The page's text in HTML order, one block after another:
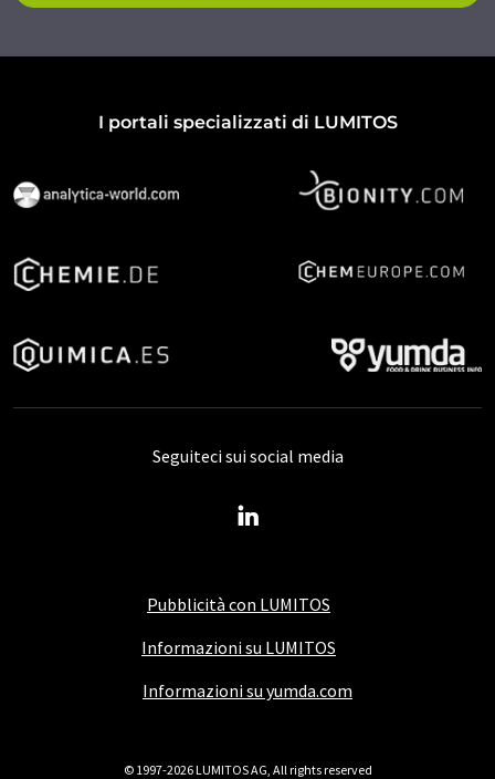
I portali specializzati di LUMITOS
Pubblicità con LUMITOS
Informazioni su LUMITOS
Informazioni su yumda.com
Seguiteci sui social media
© 1997-2026 LUMITOS AG, All rights reserved